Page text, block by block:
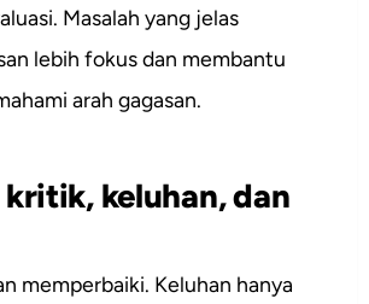
Masalah yang jelas
lebih fokus dan membantu
arah gagasan.
kritik, keluhan, dan
memperbaiki. Keluhan hanya